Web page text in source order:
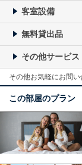
客室設備
無料貸出品
その他サービス
その他お気軽にお問
この部屋のプラン